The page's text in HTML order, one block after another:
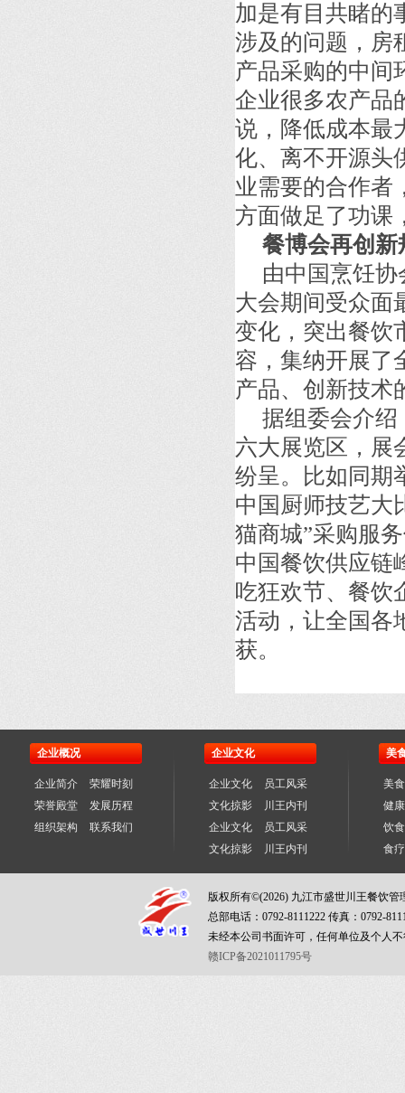
加是有目共睹的
涉及的问题，房
产品采购的中间
企业很多农产品
说，降低成本最
化、离不开源头
业需要的合作者
方面做足了功课
餐博会再创新
由中国烹饪
大会期间受众面
变化，突出餐饮
容，集纳开展了
产品、创新技术
据组委会介绍
六大展览区，展
纷呈。比如同期
中国厨师技艺大
猫商城”采购服
中国餐饮供应链
吃狂欢节、餐饮
活动，让全国各
获。
企业概况
企业简介
荣耀时刻
荣誉殿堂
发展历程
组织架构
联系我们
企业文化
企业文化
员工风采
文化掠影
川王内刊
企业文化
员工风采
文化掠影
川王内刊
美
美
健
饮
食
版权所有©(2026) 九江市盛世川王餐饮管
总部电话：0792-8111222 传真：0792-
未经本公司书面许可，任何单位及个人
赣ICP备2021011795号